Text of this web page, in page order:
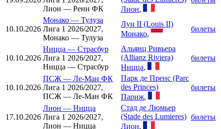
Лион — Ренн ФК
Лион,
10.10.2026
Монако — Тулуза
Лига 1 2026/2027,
Монако — Тулуза
Луи II (Louis II)
Монако,
билеты
10.10.2026
Ницца — Страсбур
Лига 1 2026/2027,
Ницца — Страсбур
Альянц Ривьера
(Allianz Riviera)
Ницца,
билеты
10.10.2026
ПСЖ — Ле-Ман ФК
Лига 1 2026/2027,
ПСЖ — Ле-Ман ФК
Парк де Пренс (Parc
des Princes)
Париж,
билеты
17.10.2026
Лион — Ницца
Лига 1 2026/2027,
Лион — Ницца
Стад де Люмьер
(Stade des Lumieres)
Лион,
билеты